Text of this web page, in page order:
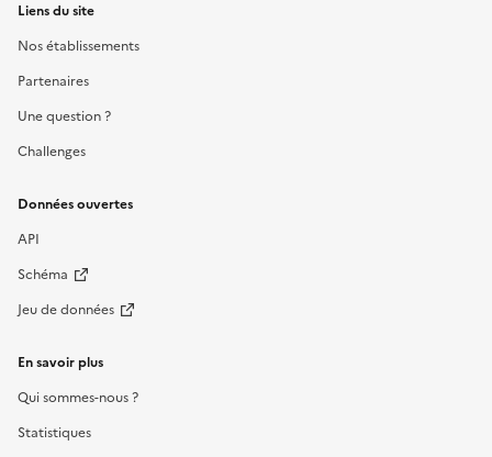
Liens du site
Nos établissements
Partenaires
Une question ?
Challenges
Données ouvertes
API
Schéma
Jeu de données
En savoir plus
Qui sommes-nous ?
Statistiques